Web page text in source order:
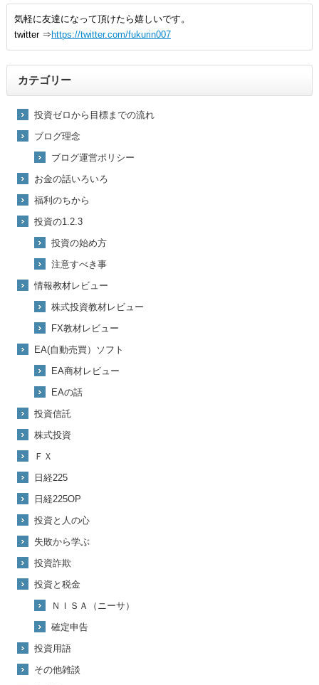
気軽に友達になって頂けたら嬉しいです。
twitter ⇒ https://twitter.com/fukurin007
カテゴリー
投資ゼロから目標までの流れ
ブログ理念
ブログ運営ポリシー
お金の話いろいろ
福利のちから
投資の1.2.3
投資の始め方
注意すべき事
情報教材レビュー
株式投資教材レビュー
FX教材レビュー
EA(自動売買）ソフト
EA商材レビュー
EAの話
投資信託
株式投資
ＦＸ
日経225
日経225OP
投資と人の心
失敗から学ぶ
投資詐欺
投資と税金
ＮＩＳＡ（ニーサ）
確定申告
投資用語
その他雑談